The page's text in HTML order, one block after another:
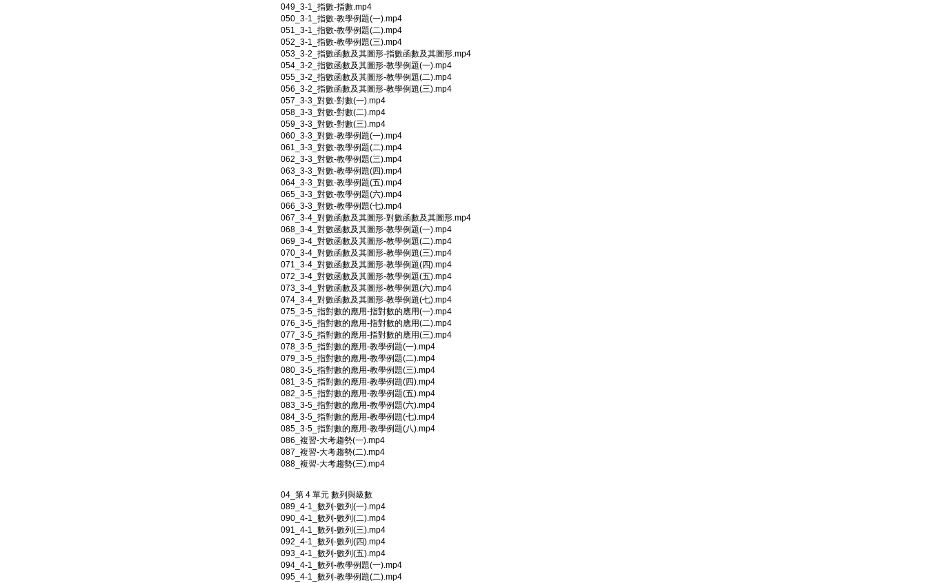
049_3-1_指數-指數.mp4
050_3-1_指數-教學例題(一).mp4
051_3-1_指數-教學例題(二).mp4
052_3-1_指數-教學例題(三).mp4
053_3-2_指數函數及其圖形-指數函數及其圖形.mp4
054_3-2_指數函數及其圖形-教學例題(一).mp4
055_3-2_指數函數及其圖形-教學例題(二).mp4
056_3-2_指數函數及其圖形-教學例題(三).mp4
057_3-3_對數-對數(一).mp4
058_3-3_對數-對數(二).mp4
059_3-3_對數-對數(三).mp4
060_3-3_對數-教學例題(一).mp4
061_3-3_對數-教學例題(二).mp4
062_3-3_對數-教學例題(三).mp4
063_3-3_對數-教學例題(四).mp4
064_3-3_對數-教學例題(五).mp4
065_3-3_對數-教學例題(六).mp4
066_3-3_對數-教學例題(七).mp4
067_3-4_對數函數及其圖形-對數函數及其圖形.mp4
068_3-4_對數函數及其圖形-教學例題(一).mp4
069_3-4_對數函數及其圖形-教學例題(二).mp4
070_3-4_對數函數及其圖形-教學例題(三).mp4
071_3-4_對數函數及其圖形-教學例題(四).mp4
072_3-4_對數函數及其圖形-教學例題(五).mp4
073_3-4_對數函數及其圖形-教學例題(六).mp4
074_3-4_對數函數及其圖形-教學例題(七).mp4
075_3-5_指對數的應用-指對數的應用(一).mp4
076_3-5_指對數的應用-指對數的應用(二).mp4
077_3-5_指對數的應用-指對數的應用(三).mp4
078_3-5_指對數的應用-教學例題(一).mp4
079_3-5_指對數的應用-教學例題(二).mp4
080_3-5_指對數的應用-教學例題(三).mp4
081_3-5_指對數的應用-教學例題(四).mp4
082_3-5_指對數的應用-教學例題(五).mp4
083_3-5_指對數的應用-教學例題(六).mp4
084_3-5_指對數的應用-教學例題(七).mp4
085_3-5_指對數的應用-教學例題(八).mp4
086_複習-大考趨勢(一).mp4
087_複習-大考趨勢(二).mp4
088_複習-大考趨勢(三).mp4
04_第 4 單元 數列與級數
089_4-1_數列-數列(一).mp4
090_4-1_數列-數列(二).mp4
091_4-1_數列-數列(三).mp4
092_4-1_數列-數列(四).mp4
093_4-1_數列-數列(五).mp4
094_4-1_數列-教學例題(一).mp4
095_4-1_數列-教學例題(二).mp4